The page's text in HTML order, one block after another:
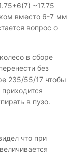
~17.75
вместо 6-7 мм
вопрос о
в сборе
без
235/55/17 чтобы
в пузо.
что при